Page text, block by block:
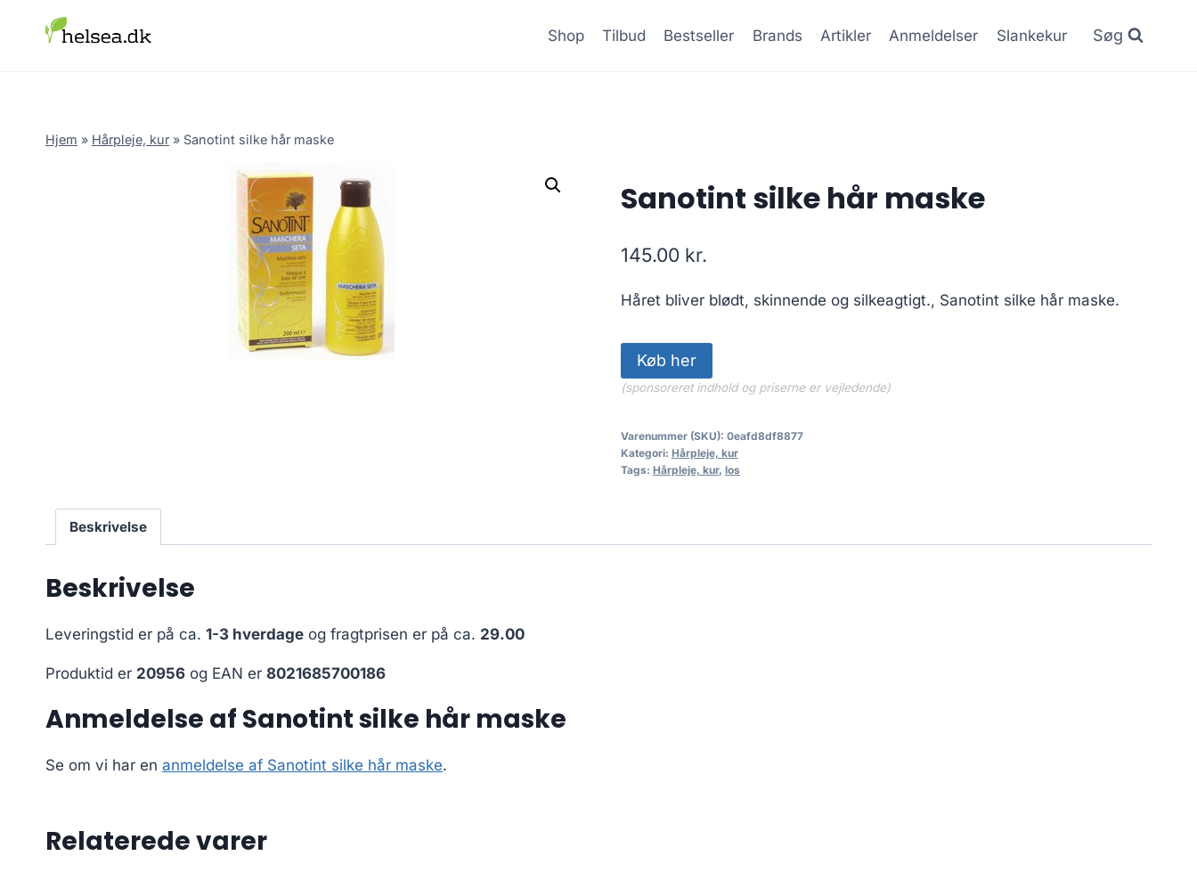
Shop Tilbud Bestseller Brands Artikler Anmeldelser Slankekur Søg
Hjem » Hårpleje, kur » Sanotint silke hår maske
Sanotint silke hår maske
145.00 kr.
Håret bliver blødt, skinnende og silkeagtigt., Sanotint silke hår maske.
Køb her
(sponsoreret indhold og priserne er vejledende)
Varenummer (SKU): 0eafd8df8877
Kategori: Hårpleje, kur
Tags: Hårpleje, kur, los
Beskrivelse
Beskrivelse
Leveringstid er på ca. 1-3 hverdage og fragtprisen er på ca. 29.00
Produktid er 20956 og EAN er 8021685700186
Anmeldelse af Sanotint silke hår maske
Se om vi har en anmeldelse af Sanotint silke hår maske.
Relaterede varer